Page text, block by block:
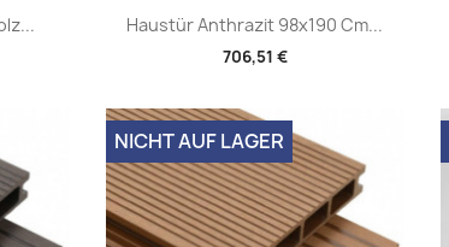
Haustür Anthrazit 98x190 Cm...
706,51 €
NICHT AUF LAGER